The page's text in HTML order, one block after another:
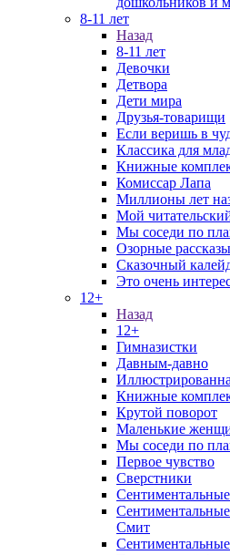
8-11 лет
Назад
8-11 лет
Девочки
Детвора
Дети мира
Друзья-товарищи
Если веришь в
Классика для
Книжные
Комиссар Лапа
Миллионы лет
Мой
Мы соседи по
Озорные рассказы
Сказочный
Это очень
12+
Назад
12+
Гимназистки
Давным-давно
Книжные
Крутой поворот
Маленькие
Мы соседи по
Первое чувство
Сверстники
Смит